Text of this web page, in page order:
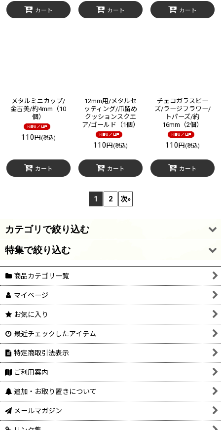
カート カート カート
メタルミニカップ/
金古美/約4mm（10
個）
110 円 (税込)
カート
12mm用/メタルセ
ッティング/爪留め
クッションスクエ
ア/ゴールド（1個）
110 円 (税込)
カート
チェコガラスビー
ズ/ラージフラワー/
トパーズ/約
16mm（2個）
110 円 (税込)
カート
1 2 次»
カテゴリで絞り込む
アウトレットセール
ガラス・アクリルストーン
ガラスストーン用セッティング
ヴィンテージガラスビーズ
ヴィンテージプラビーズ
その他現行ビーズ
TOHO製品
レジン・ネイル関連商品
特集で絞り込む
26/8/10 新着・再入荷
26/7/28 新着・再入荷
26/7/20 新着・再入荷
26/7/7 新着・再入荷
2026/6/23 新着・再入荷
メッキなし真鍮基礎パーツ
K16GPメッキパーツ
商品カテゴリ一覧
マイページ
お気に入り
最近チェックしたアイテム
特定商取引法表示
ご利用案内
追加・お取り置きについて
メールマガジン